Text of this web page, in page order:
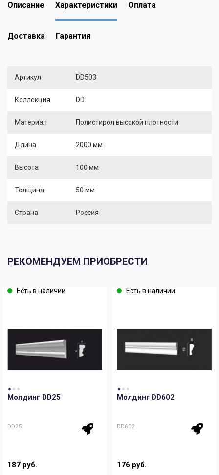
Описание Характеристики Оплата
Доставка Гарантия
Артикул DD503
Коллекция DD
Материал Полистирол высокой плотности
Длина 2000 мм
Высота 100 мм
Толщина 50 мм
Страна Россия
РЕКОМЕНДУЕМ ПРИОБРЕСТИ
Есть в наличии
Молдинг DD25
DD25
187 руб.
Есть в наличии
Молдинг DD602
DD602
176 руб.